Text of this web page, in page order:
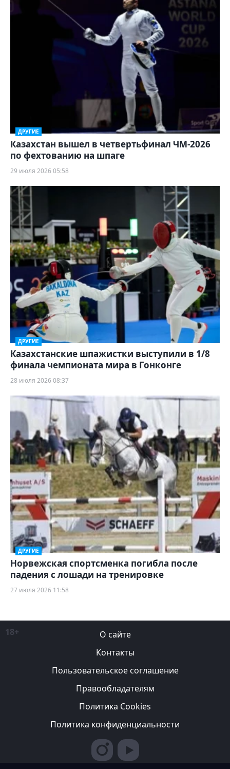
ДРУГИЕ
Казахстан вышел в четвертьфинал ЧМ-2026
по фехтованию на шпаге
29 июля 2026 05:58
ДРУГИЕ
Казахстанские шпажистки выступили в 1/8
финала чемпионата мира в Гонконге
28 июля 2026 08:37
ДРУГИЕ
Норвежская спортсменка погибла после
падения с лошади на тренировке
27 июля 2026 11:58
18+
О сайте
Контакты
Пользовательское соглашение
Правообладателям
Политика Cookies
Политика конфиденциальности